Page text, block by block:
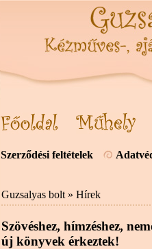
Szerződési feltételek
Guzsalyas bolt » Hírek
Szövéshez, hímzéshez,
új könyvek érkeztek!